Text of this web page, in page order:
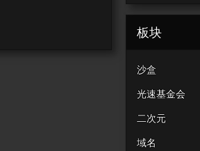
板块
沙盒
光速基金会
二次元
域名